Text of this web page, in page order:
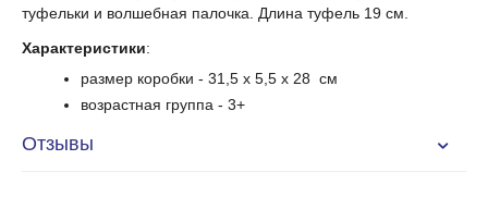
туфельки и волшебная палочка. Длина туфель 19 см.
Характеристики:
размер коробки - 31,5 x 5,5 x 28 см
возрастная группа - 3+
Отзывы